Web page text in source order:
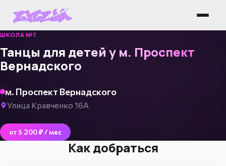
ШКОЛА №7
Танцы для детей у м. Проспект
Вернадского
м. Проспект Вернадского
Улица Кравченко 16А
от 5 200 ₽ / мес
Как добраться